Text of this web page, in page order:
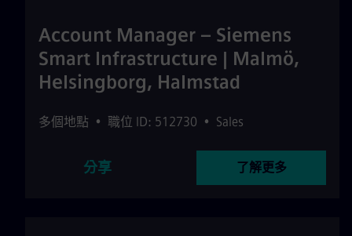
Account Manager – Siemens
Smart Infrastructure | Malmö,
Helsingborg, Halmstad
多個地點 • 職位 ID: 512730 • Sales
分享 了解更多